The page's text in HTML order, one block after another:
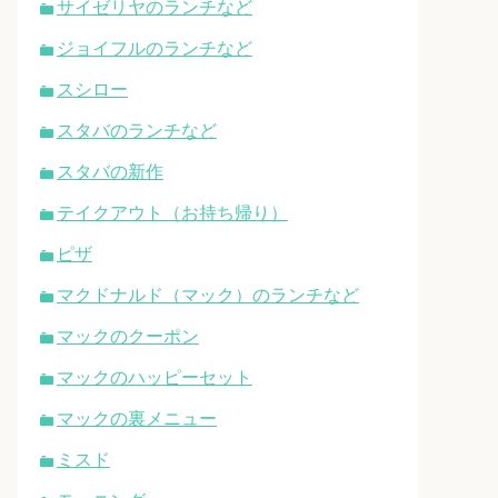
サイゼリヤのランチなど
ジョイフルのランチなど
スシロー
スタバのランチなど
スタバの新作
テイクアウト（お持ち帰り）
ピザ
マクドナルド（マック）のランチなど
マックのクーポン
マックのハッピーセット
マックの裏メニュー
ミスド